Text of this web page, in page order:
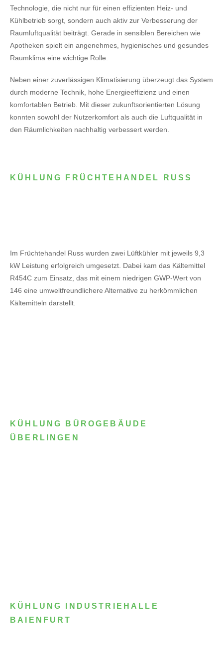
Technologie, die nicht nur für einen effizienten Heiz- und
Kühlbetrieb sorgt, sondern auch aktiv zur Verbesserung der
Raumluftqualität beiträgt. Gerade in sensiblen Bereichen wie
Apotheken spielt ein angenehmes, hygienisches und gesundes
Raumklima eine wichtige Rolle.
Neben einer zuverlässigen Klimatisierung überzeugt das System
durch moderne Technik, hohe Energieeffizienz und einen
komfortablen Betrieb. Mit dieser zukunftsorientierten Lösung
konnten sowohl der Nutzerkomfort als auch die Luftqualität in
den Räumlichkeiten nachhaltig verbessert werden.
KÜHLUNG FRÜCHTEHANDEL RUSS
Im Früchtehandel Russ wurden zwei Lüftkühler mit jeweils 9,3
kW Leistung erfolgreich umgesetzt. Dabei kam das Kältemittel
R454C zum Einsatz, das mit einem niedrigen GWP-Wert von
146 eine umweltfreundlichere Alternative zu herkömmlichen
Kältemitteln darstellt.
KÜHLUNG BÜROGEBÄUDE
ÜBERLINGEN
KÜHLUNG INDUSTRIEHALLE
BAIENFURT